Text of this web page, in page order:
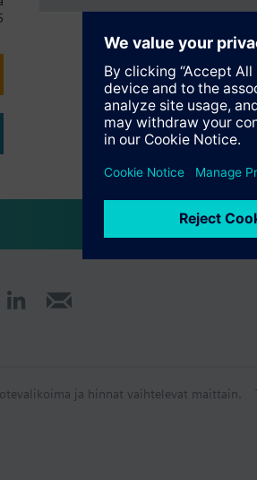
ja hinnat vaihtelevat maittain.